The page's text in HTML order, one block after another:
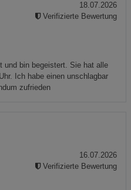
24 cm, Höhe mit Deckel
ca. 38 cm.
doppelwandige
ideal für schnelle und
die örtlichen
und bin begeistert. Sie hat alle
Ich habe einen unschlagbar
zufrieden
18.07.2026
Verifizierte Bewertung
16.07.2026
Verifizierte Bewertung